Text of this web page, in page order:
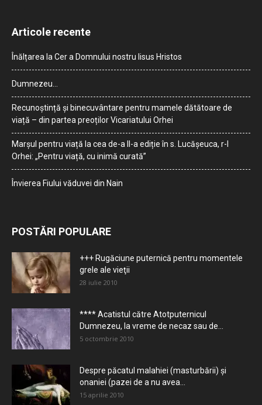
Articole recente
Înălțarea la Cer a Domnului nostru Iisus Hristos
Dumnezeu…
Recunoștință și binecuvântare pentru mamele dătătoare de
viață – din partea preoților Vicariatului Orhei
Marșul pentru viață la cea de-a II-a ediție în s. Lucășeuca, r-l
Orhei: „Pentru viață, cu inimă curată”
Învierea Fiului văduvei din Nain
POSTĂRI POPULARE
+++ Rugăciune puternică pentru momentele
grele ale vieţii
28 iulie 2010
**** Acatistul către Atotputernicul
Dumnezeu, la vreme de necaz sau de...
5 octombrie 2010
Despre păcatul malahiei (masturbării) şi
onaniei (pazei de a nu avea...
15 aprilie 2010